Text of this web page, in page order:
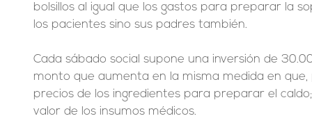
bolsillos al igual que los gastos para preparar la
los pacientes sino sus padres también.
Cada sábado social supone una inversión de
monto que aumenta en la misma medida en
precios de los ingredientes para preparar el
valor de los insumos médicos.